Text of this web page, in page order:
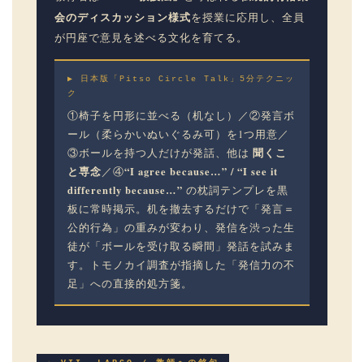
会のディスカッション様式を授業に応用し、全員
が円座で意見を述べる文化を育てる。
▶ 日本版「Pitso Circle Talk」5分テクニッ
ク
①椅子を円形に並べる（机なし）／②発言ボ
ール（柔らかいぬいぐるみ可）を1つ用意／
③ボールを持つ人だけが発話、他は 聞くこ
と専念／④“I agree because…” / “I see it
differently because…” の枕詞テンプレを黒
板に常時掲示。机を撤去するだけで「発言＝
公的行為」の重みが変わり、発信を渋った生
徒が「ボールを受け取る瞬間」発話を試みま
す。トモノカイ調査が指摘した「発信力の不
足」への直接的処方箋。